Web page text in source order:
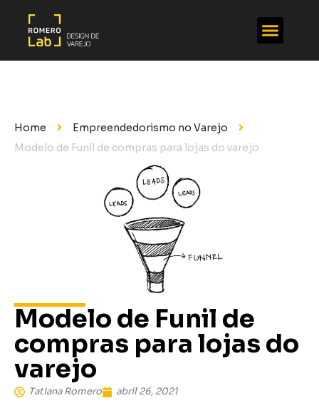
Home
Empreendedorismo no Varejo
Modelo de Funil de compras para lojas do varejo
Modelo de Funil de
compras para lojas do
varejo
Tatiana Romero abril 26, 2021